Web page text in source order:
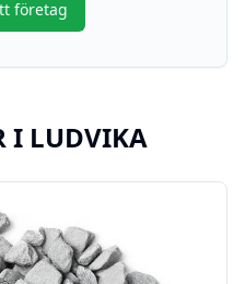
företag
I LUDVIKA